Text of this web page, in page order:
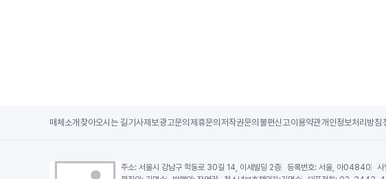
매체소개 찾아오시는 길기사제보광고문의 제휴문의 저작권문의 불편신고이용약관개인정보처리방침
주소:서울시 강남구 학동로 30길 14, 이세빌딩 2층 등록번호: 서울, 아04840 사